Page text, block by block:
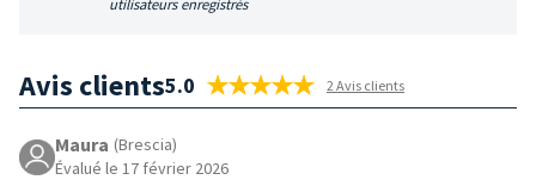
utilisateurs enregistrés
Avis clients5.0 2 Avis clients
Maura (Brescia)
Évalué le 17 février 2026